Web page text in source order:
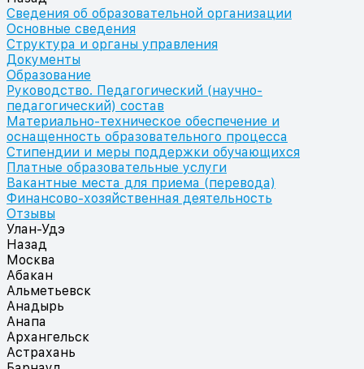
Сведения об образовательной организации
Основные сведения
Структура и органы управления
Документы
Образование
Руководство. Педагогический (научно-
педагогический) состав
Материально-техническое обеспечение и
оснащенность образовательного процесса
Стипендии и меры поддержки обучающихся
Платные образовательные услуги
Вакантные места для приема (перевода)
Финансово-хозяйственная деятельность
Отзывы
Улан-Удэ
Назад
Москва
Абакан
Альметьевск
Анадырь
Анапа
Архангельск
Астрахань